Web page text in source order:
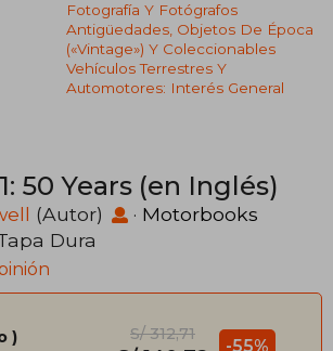
Fotografía Y Fotógrafos
Antigüedades, Objetos De Época
(«vintage») Y Coleccionables
Vehículos Terrestres Y
Automotores: Interés General
50 Years (en Inglés)
(Autor) · Motorbooks
Tapa Dura
S/ 312,71
-55%